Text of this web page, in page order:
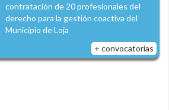
contratación de 20 profesionales del
derecho para la gestión coactiva del
Municipio de Loja
+ convocatorias